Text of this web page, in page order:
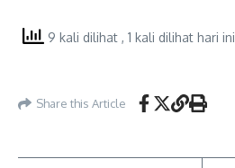
9 kali dilihat , 1 kali dilihat hari ini
Share this Article